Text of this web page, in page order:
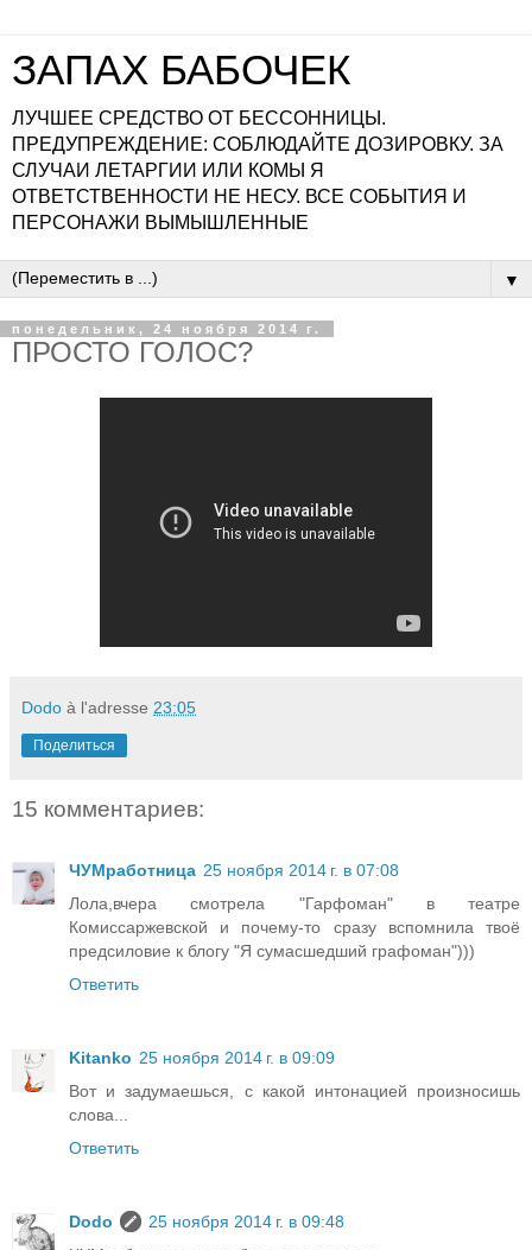
ЗАПАХ БАБОЧЕК
ЛУЧШЕЕ СРЕДСТВО ОТ БЕССОННИЦЫ.
ПРЕДУПРЕЖДЕНИЕ: СОБЛЮДАЙТЕ ДОЗИРОВКУ. ЗА
СЛУЧАИ ЛЕТАРГИИ ИЛИ КОМЫ Я
ОТВЕТСТВЕННОСТИ НЕ НЕСУ. ВСЕ СОБЫТИЯ И
ПЕРСОНАЖИ ВЫМЫШЛЕННЫЕ
▼
понедельник, 24 ноября 2014 г.
ПРОСТО ГОЛОС?
Dodo à l'adresse 23:05
Поделиться
15 комментариев:
ЧУМработница 25 ноября 2014 г. в 07:08
Лола,вчера смотрела "Гарфоман" в театре
Комиссаржевской и почему-то сразу вспомнила твоё
предсиловие к блогу "Я сумасшедший графоман")))
Ответить
Kitanko 25 ноября 2014 г. в 09:09
Вот и задумаешься, с какой интонацией произносишь
слова...
Ответить
Dodo
25 ноября 2014 г. в 09:48